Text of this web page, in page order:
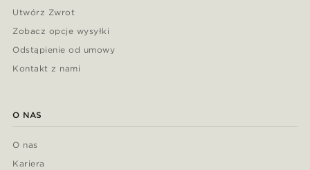
Utwórz Zwrot
Zobacz opcje wysyłki
Odstąpienie od umowy
Kontakt z nami
O NAS
O nas
Kariera